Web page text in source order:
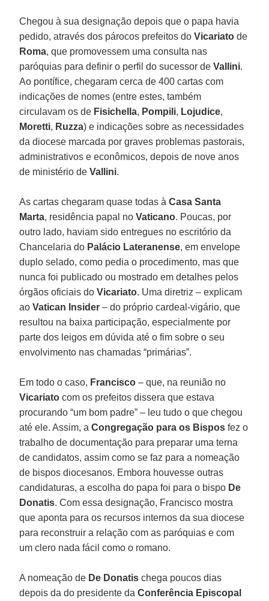
Chegou à sua designação depois que o papa havia
pedido, através dos párocos prefeitos doVicariato de
Roma, que promovessem uma consulta nas
paróquias para definir o perfil do sucessor deVallini.
Ao pontífice, chegaram cerca de 400 cartas com
indicações de nomes (entre estes, também
circulavam os de Fisichella, Pompili, Lojudice,
Moretti, Ruzza) e indicações sobre as necessidades
da diocese marcada por graves problemas pastorais,
administrativos e econômicos, depois de nove anos
de ministério deVallini.
As cartas chegaram quase todas àCasa Santa
Marta, residência papal noVaticano. Poucas, por
outro lado, haviam sido entregues no escritório da
Chancelaria do Palácio Lateranense, em envelope
duplo selado, como pedia o procedimento, mas que
nunca foi publicado ou mostrado em detalhes pelos
órgãos oficiais doVicariato. Uma diretriz – explicam
aoVatican Insider – do próprio cardeal-vigário, que
resultou na baixa participação, especialmente por
parte dos leigos em dúvida até o fim sobre o seu
envolvimento nas chamadas “primárias”.
Em todo o caso, Francisco – que, na reunião no
Vicariato com os prefeitos dissera que estava
procurando “um bom padre” – leu tudo o que chegou
até ele. Assim, aCongregação para os Bispos fez o
trabalho de documentação para preparar uma terna
de candidatos, assim como se faz para a nomeação
de bispos diocesanos. Embora houvesse outras
candidaturas, a escolha do papa foi para o bispo De
Donatis. Com essa designação, Francisco mostra
que aponta para os recursos internos da sua diocese
para reconstruir a relação com as paróquias e com
um clero nada fácil como o romano.
A nomeação de De Donatis chega poucos dias
depois da do presidente daConferência Episcopal